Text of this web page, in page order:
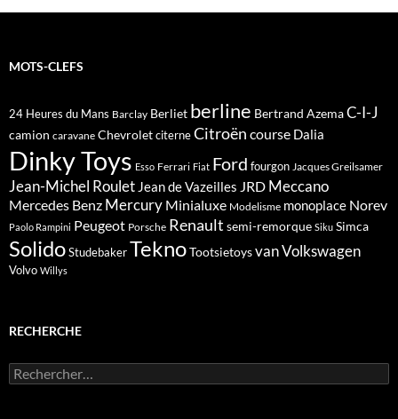
MOTS-CLEFS
24 Heures du Mans Barclay Berliet berline Bertrand AzemaC-I-J
camion caravane ChevroletciterneCitroën course Dalia
Dinky Toys Esso Ferrari Fiat Ford fourgon Jacques Greilsamer
Jean-Michel Roulet Jean de Vazeilles JRD Meccano
Mercedes Benz Mercury Minialuxe Modelisme monoplace Norev
Paolo Rampini Peugeot Porsche Renault semi-remorque Siku Simca
SolidoStudebakerTeknoTootsietoysvanVolkswagen
Volvo Willys
RECHERCHE
Rechercher :